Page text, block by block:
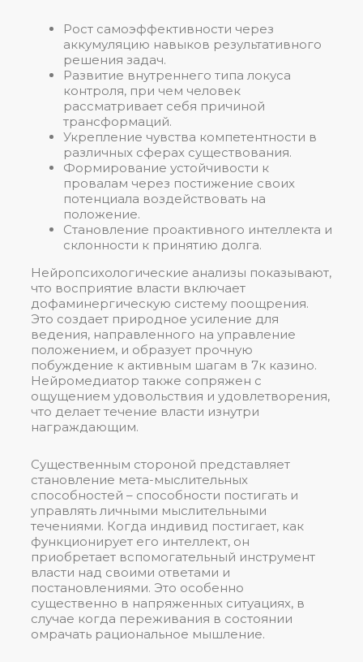
Рост самоэффективности через
аккумуляцию навыков результативного
решения задач.
Развитие внутреннего типа локуса
контроля, при чем человек
рассматривает себя причиной
трансформаций.
Укрепление чувства компетентности в
различных сферах существования.
Формирование устойчивости к
провалам через постижение своих
потенциала воздействовать на
положение.
Становление проактивного интеллекта и
склонности к принятию долга.
Нейропсихологические анализы показывают,
что восприятие власти включает
дофаминергическую систему поощрения.
Это создает природное усиление для
ведения, направленного на управление
положением, и образует прочную
побуждение к активным шагам в 7к казино.
Нейромедиатор также сопряжен с
ощущением удовольствия и удовлетворения,
что делает течение власти изнутри
награждающим.
Существенным стороной представляет
становление мета-мыслительных
способностей – способности постигать и
управлять личными мыслительными
течениями. Когда индивид постигает, как
функционирует его интеллект, он
приобретает вспомогательный инструмент
власти над своими ответами и
постановлениями. Это особенно
существенно в напряженных ситуациях, в
случае когда переживания в состоянии
омрачать рациональное мышление.